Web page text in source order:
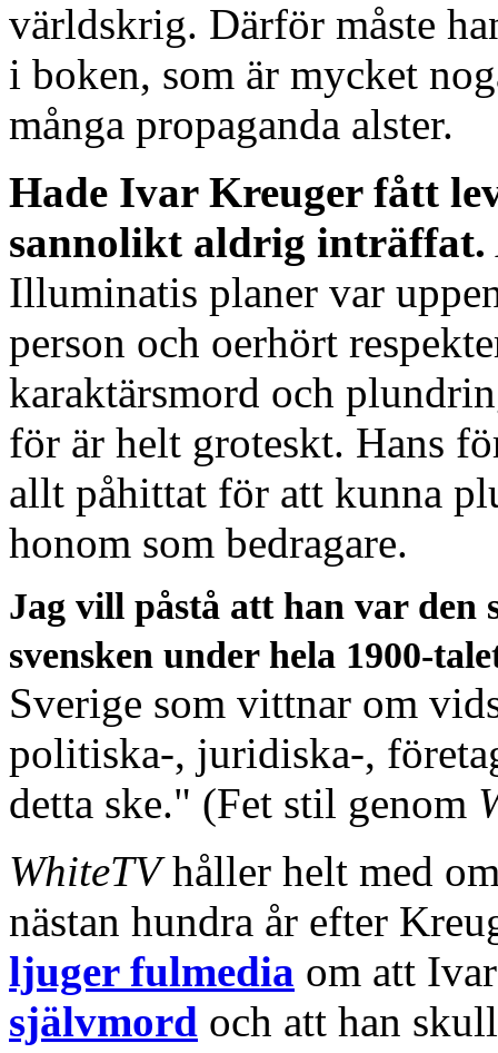
världskrig. Därför måste
i boken, som är mycket
många propaganda alster.
Hade Ivar Kreuger fått
sannolikt aldrig inträffat.
Illuminatis planer var
person och oerhört
karaktärsmord och
för är helt groteskt. Hans
allt påhittat för att kunna
honom som bedragare.
Jag vill påstå att han var den
svensken under hela 1900-
Sverige som vittnar om
politiska-, juridiska-,
detta ske." (Fet stil genom
WhiteTVhåller helt med
nästan hundra år efter
ljuger fulmedia om att
självmord och att han